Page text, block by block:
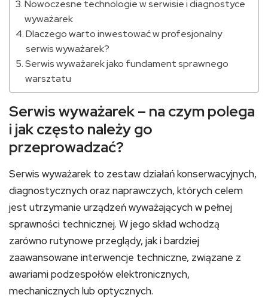
Nowoczesne technologie w serwisie i diagnostyce
wyważarek
Dlaczego warto inwestować w profesjonalny
serwis wyważarek?
Serwis wyważarek jako fundament sprawnego
warsztatu
Serwis wyważarek – na czym polega
i jak często należy go
przeprowadzać?
Serwis wyważarek to zestaw działań konserwacyjnych,
diagnostycznych oraz naprawczych, których celem
jest utrzymanie urządzeń wyważających w pełnej
sprawności technicznej. W jego skład wchodzą
zarówno rutynowe przeglądy, jak i bardziej
zaawansowane interwencje techniczne, związane z
awariami podzespołów elektronicznych,
mechanicznych lub optycznych.